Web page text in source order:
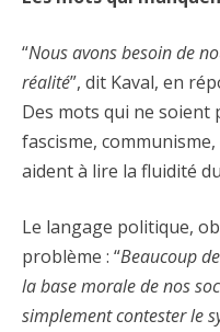
“Nous avons besoin de
réalité”, dit Kaval, en
Des mots qui ne soient
fascisme,
aident à lire la fluidité
Le langage politique,
problème : “Beaucoup
la base morale de nos
simplement contester le